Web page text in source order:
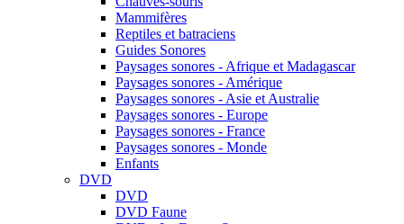
Mammifères
Reptiles et batraciens
Guides Sonores
Paysages sonores - Afrique et Madagascar
Paysages sonores - Amérique
Paysages sonores - Asie et Australie
Paysages sonores - Europe
Paysages sonores - France
Paysages sonores - Monde
Enfants
DVD
DVD
DVD Faune